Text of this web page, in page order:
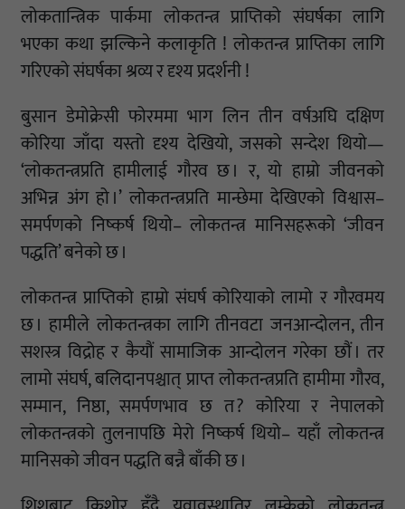
लोकतान्त्रिक पार्कमा लोकतन्त्र प्राप्तिको संघर्षका लागि
भएका कथा झल्किने कलाकृति ! लोकतन्त्र प्राप्तिका लागि
गरिएको संघर्षका श्रव्य र दृश्य प्रदर्शनी !
बुसान डेमोक्रेसी फोरममा भाग लिन तीन वर्षअघि दक्षिण
कोरिया जाँदा यस्तो दृश्य देखियो, जसको सन्देश थियो—
‘लोकतन्त्रप्रति हामीलाई गौरव छ । र, यो हाम्रो जीवनको
अभिन्न अंग हो ।’ लोकतन्त्रप्रति मान्छेमा देखिएको विश्वास–
समर्पणको निष्कर्ष थियो– लोकतन्त्र मानिसहरूको ‘जीवन
पद्धति’ बनेको छ ।
लोकतन्त्र प्राप्तिको हाम्रो संघर्ष कोरियाको लामो र गौरवमय
छ । हामीले लोकतन्त्रका लागि तीनवटा जनआन्दोलन, तीन
सशस्त्र विद्रोह र कैयौं सामाजिक आन्दोलन गरेका छौं । तर
लामो संघर्ष, बलिदानपश्चात् प्राप्त लोकतन्त्रप्रति हामीमा गौरव,
सम्मान, निष्ठा, समर्पणभाव छ त ? कोरिया र नेपालको
लोकतन्त्रको तुलनापछि मेरो निष्कर्ष थियो– यहाँ लोकतन्त्र
मानिसको जीवन पद्धति बन्नै बाँकी छ ।